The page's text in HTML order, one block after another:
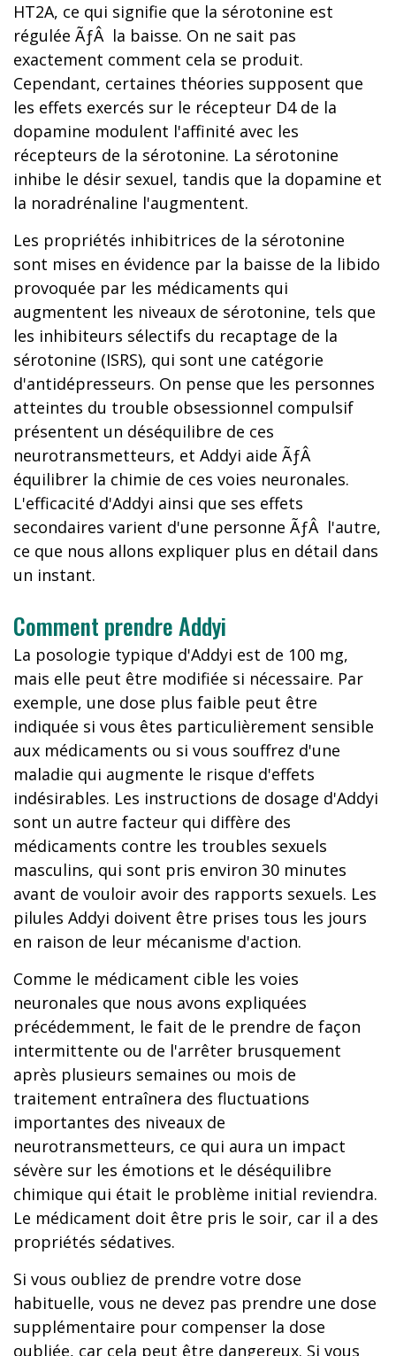
HT2A, ce qui signifie que la sérotonine est
régulée ÃƒÂ la baisse. On ne sait pas
exactement comment cela se produit.
Cependant, certaines théories supposent que
les effets exercés sur le récepteur D4 de la
dopamine modulent l'affinité avec les
récepteurs de la sérotonine. La sérotonine
inhibe le désir sexuel, tandis que la dopamine et
la noradrénaline l'augmentent.
Les propriétés inhibitrices de la sérotonine
sont mises en évidence par la baisse de la libido
provoquée par les médicaments qui
augmentent les niveaux de sérotonine, tels que
les inhibiteurs sélectifs du recaptage de la
sérotonine (ISRS), qui sont une catégorie
d'antidépresseurs. On pense que les personnes
atteintes du trouble obsessionnel compulsif
présentent un déséquilibre de ces
neurotransmetteurs, et Addyi aide ÃƒÂ
équilibrer la chimie de ces voies neuronales.
L'efficacité d'Addyi ainsi que ses effets
secondaires varient d'une personne ÃƒÂ l'autre,
ce que nous allons expliquer plus en détail dans
un instant.
Comment prendre Addyi
La posologie typique d'Addyi est de 100 mg,
mais elle peut être modifiée si nécessaire. Par
exemple, une dose plus faible peut être
indiquée si vous êtes particulièrement sensible
aux médicaments ou si vous souffrez d'une
maladie qui augmente le risque d'effets
indésirables. Les instructions de dosage d'Addyi
sont un autre facteur qui diffère des
médicaments contre les troubles sexuels
masculins, qui sont pris environ 30 minutes
avant de vouloir avoir des rapports sexuels. Les
pilules Addyi doivent être prises tous les jours
en raison de leur mécanisme d'action.
Comme le médicament cible les voies
neuronales que nous avons expliquées
précédemment, le fait de le prendre de façon
intermittente ou de l'arrêter brusquement
après plusieurs semaines ou mois de
traitement entraînera des fluctuations
importantes des niveaux de
neurotransmetteurs, ce qui aura un impact
sévère sur les émotions et le déséquilibre
chimique qui était le problème initial reviendra.
Le médicament doit être pris le soir, car il a des
propriétés sédatives.
Si vous oubliez de prendre votre dose
habituelle, vous ne devez pas prendre une dose
supplémentaire pour compenser la dose
oubliée, car cela peut être dangereux. Si vous